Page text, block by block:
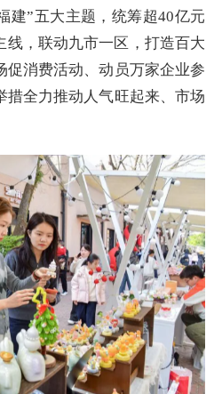
建”五大主题，统筹超40亿元
线，联动九市一区，打造百大
促消费活动、动员万家企业参
措全力推动人气旺起来、市场